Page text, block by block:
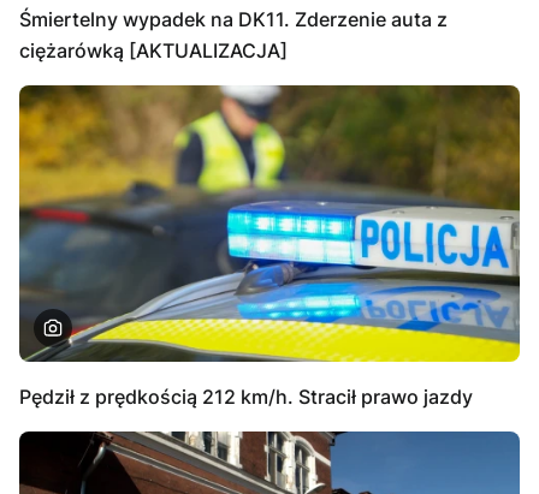
Śmiertelny wypadek na DK11. Zderzenie auta z
ciężarówką [AKTUALIZACJA]
Pędził z prędkością 212 km/h. Stracił prawo jazdy